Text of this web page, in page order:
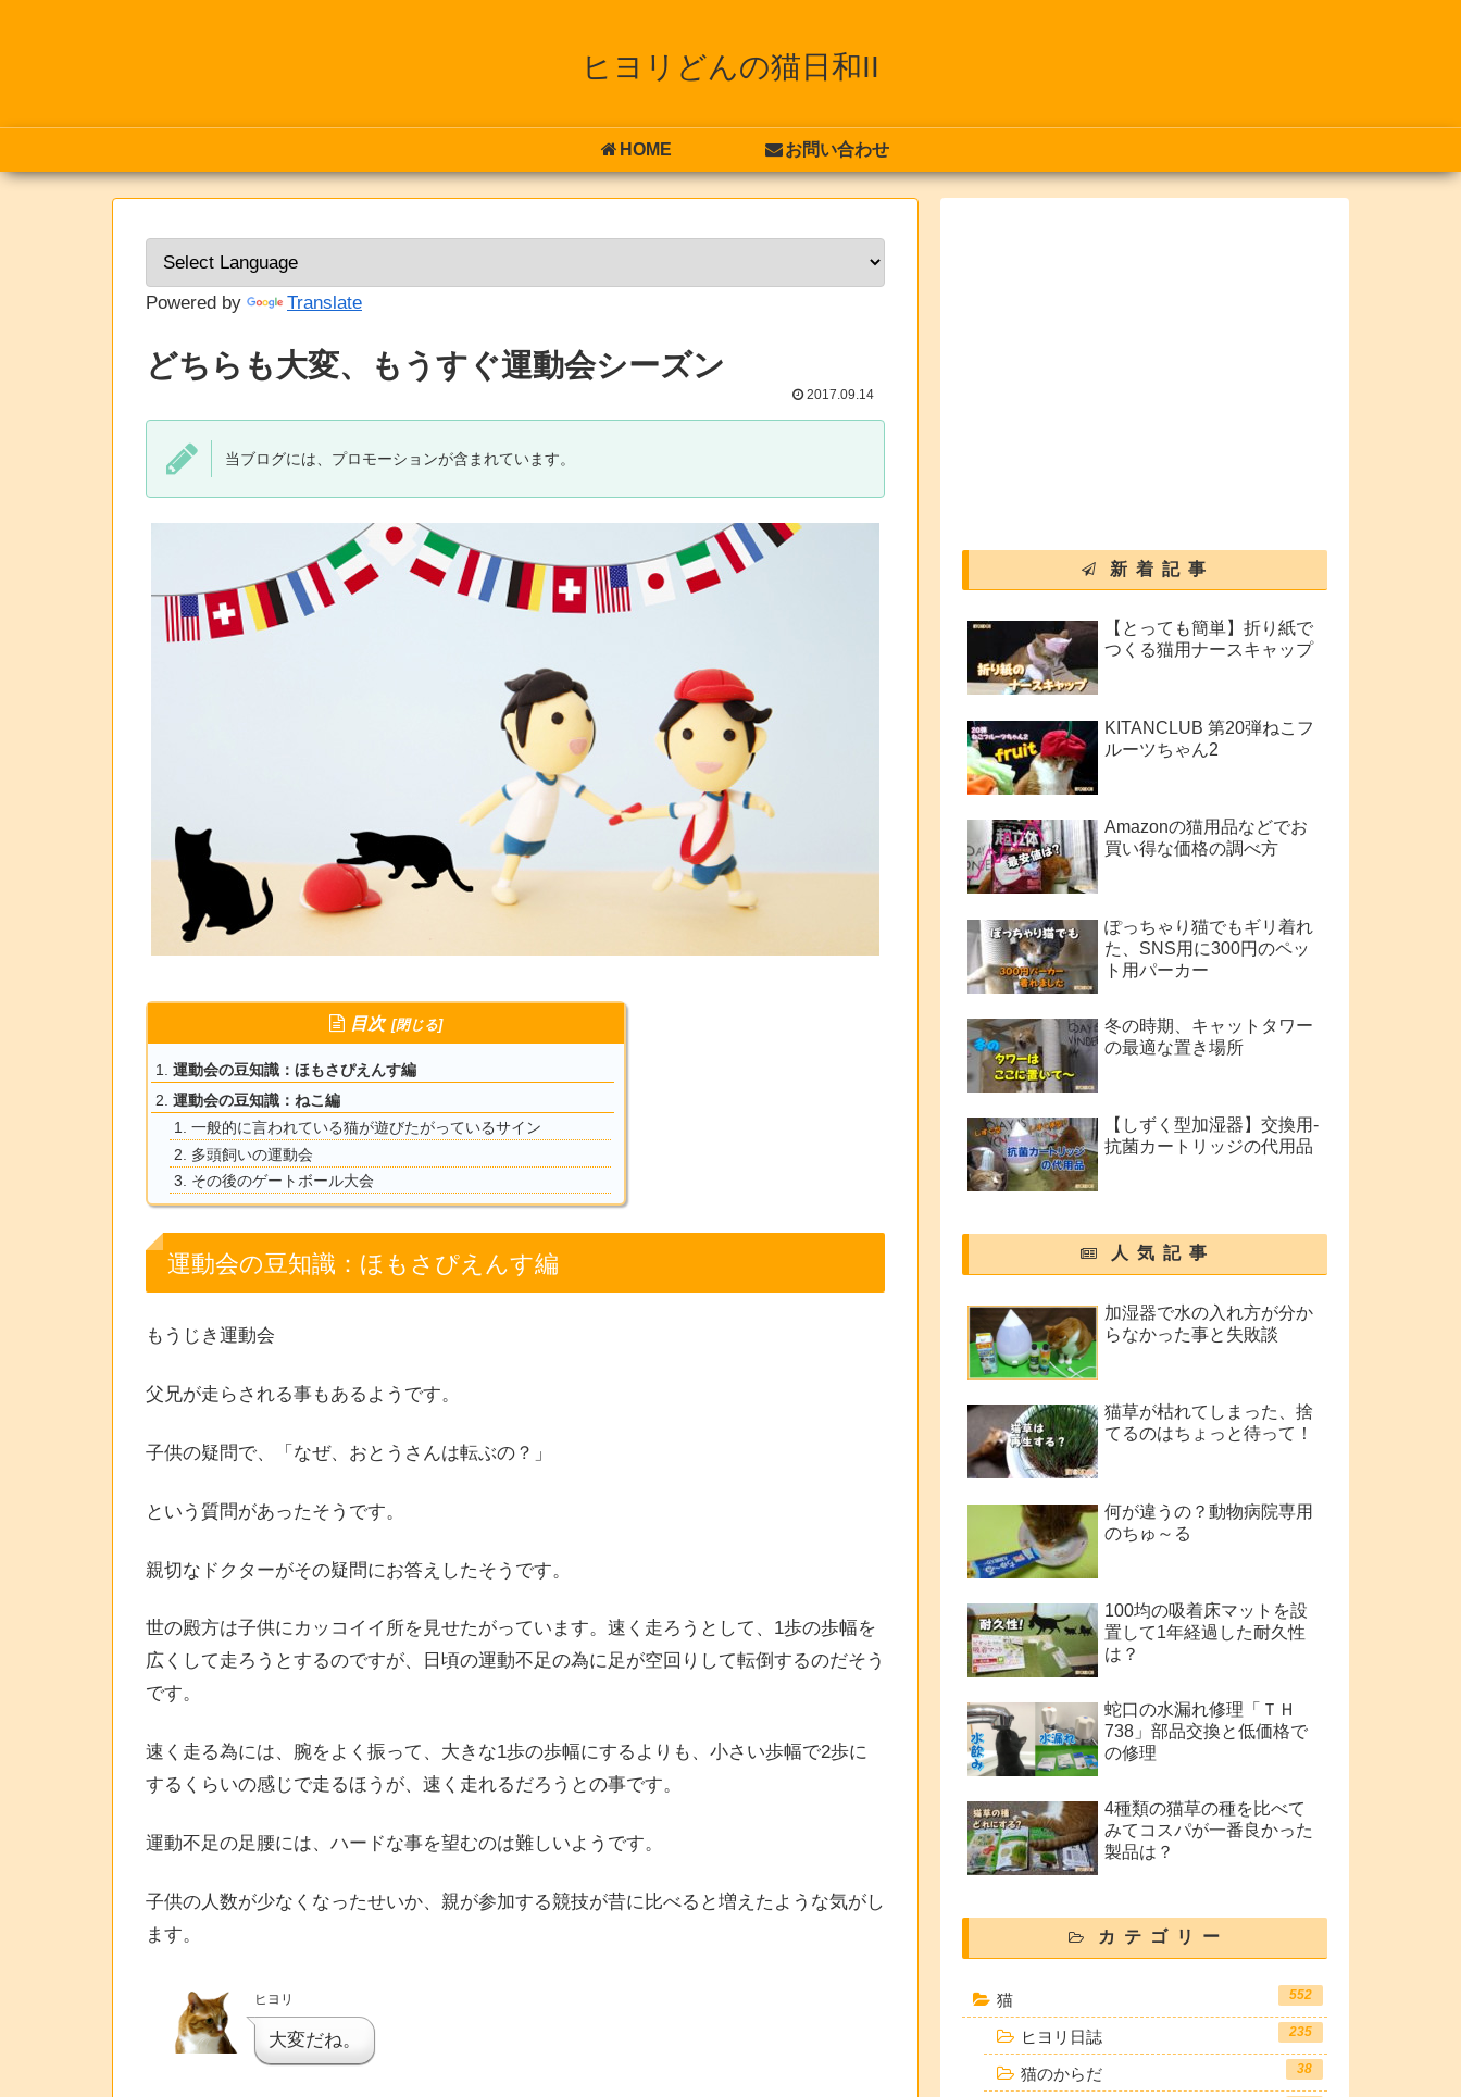
ヒヨリどんの猫日和II
HOME お問い合わせ
Powered by Translate
どちらも大変、もうすぐ運動会シーズン
2017.09.14
当ブログには、プロモーションが含まれています。
目次
運動会の豆知識：ほもさぴえんす編
運動会の豆知識：ねこ編
一般的に言われている猫が遊びたがっているサイン
多頭飼いの運動会
その後のゲートボール大会
運動会の豆知識：ほもさぴえんす編
もうじき運動会
父兄が走らされる事もあるようです。
子供の疑問で、「なぜ、おとうさんは転ぶの？」
という質問があったそうです。
親切なドクターがその疑問にお答えしたそうです。
世の殿方は子供にカッコイイ所を見せたがっています。速く走ろうとして、1歩の歩幅を
広くして走ろうとするのですが、日頃の運動不足の為に足が空回りして転倒するのだそう
です。
速く走る為には、腕をよく振って、大きな1歩の歩幅にするよりも、小さい歩幅で2歩に
するくらいの感じで走るほうが、速く走れるだろうとの事です。
運動不足の足腰には、ハードな事を望むのは難しいようです。
子供の人数が少なくなったせいか、親が参加する競技が昔に比べると増えたような気がし
ます。
ヒヨリ
大変だね。
新着記事
【とっても簡単】折り紙で
つくる猫用ナースキャップ
KITANCLUB 第20弾ねこフ
ルーツちゃん2
Amazonの猫用品などでお
買い得な価格の調べ方
ぽっちゃり猫でもギリ着れ
た、SNS用に300円のペッ
ト用パーカー
冬の時期、キャットタワー
の最適な置き場所
【しずく型加湿器】交換用-
抗菌カートリッジの代用品
人気記事
加湿器で水の入れ方が分か
らなかった事と失敗談
猫草が枯れてしまった、捨
てるのはちょっと待って！
何が違うの？動物病院専用
のちゅ～る
100均の吸着床マットを設
置して1年経過した耐久性
は？
蛇口の水漏れ修理「ＴＨ
738」部品交換と低価格で
の修理
4種類の猫草の種を比べて
みてコスパが一番良かった
製品は？
カテゴリー
猫 552
ヒヨリ日誌 235
猫のからだ 38